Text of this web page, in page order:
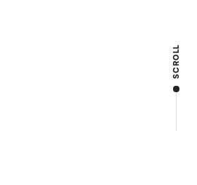
SCROLL